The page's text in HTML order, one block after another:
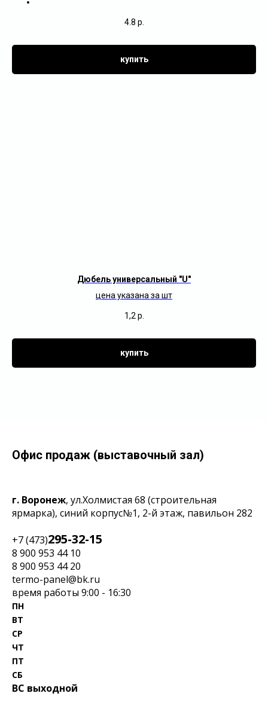
4.8 р.
купить
Дюбель универсальный "U"
цена указана за шт
1,2 р.
купить
Офис продаж (выставочный зал)
г. Воронеж, ул.Холмистая 68 (строительная
ярмарка), синий корпус№1, 2-й этаж, павильон 282
+7 (473)295-32-15
8 900 953 44 10
‎8 900 953 44 20
termo-panel@bk.ru
время работы 9:00 - 16:30
ПН
ВТ
СР
ЧТ
ПТ
СБ
ВС выходной